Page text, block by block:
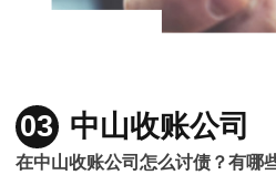
03 中山收账公司
在中山收账公司怎么讨债？有哪